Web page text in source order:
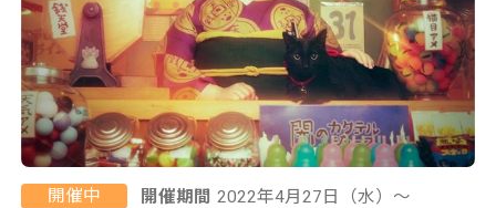
開催中 開催期間 2022年4月27日（水）〜